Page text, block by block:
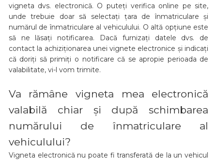
vigneta dvs. electronică. O puteți verifica online pe site,
unde trebuie doar să selectați țara de înmatriculare și
numărul de înmatriculare al vehiculului. O altă opțiune este
să ne lăsați notificarea. Dacă furnizați datele dvs. de
contact la achiziționarea unei vignete electronice și indicați
că doriți să primiți o notificare că se apropie perioada de
valabilitate, vi-l vom trimite.
Va rămâne vigneta mea electronică
valabilă chiar și după schimbarea
numărului de înmatriculare al
vehiculului?
Vigneta electronică nu poate fi transferată de la un vehicul